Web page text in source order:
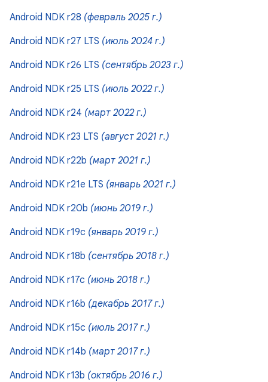
Android NDK r28 (февраль 2025 г.)
Android NDK r27 LTS (июль 2024 г.)
Android NDK r26 LTS (сентябрь 2023 г.)
Android NDK r25 LTS (июль 2022 г.)
Android NDK r24 (март 2022 г.)
Android NDK r23 LTS (август 2021 г.)
Android NDK r22b (март 2021 г.)
Android NDK r21e LTS (январь 2021 г.)
Android NDK r20b (июнь 2019 г.)
Android NDK r19c (январь 2019 г.)
Android NDK r18b (сентябрь 2018 г.)
Android NDK r17c (июнь 2018 г.)
Android NDK r16b (декабрь 2017 г.)
Android NDK r15c (июль 2017 г.)
Android NDK r14b (март 2017 г.)
Android NDK r13b (октябрь 2016 г.)